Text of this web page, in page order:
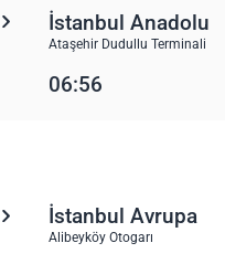
İstanbul Anadolu
Ataşehir Dudullu Terminali
06:56
İstanbul Avrupa
Alibeyköy Otogarı